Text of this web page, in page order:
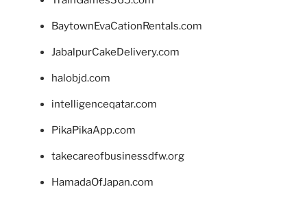
BaytownEvaCationRentals.com
JabalpurCakeDelivery.com
halobjd.com
intelligenceqatar.com
PikaPikaApp.com
takecareofbusinessdfw.org
HamadaOfJapan.com